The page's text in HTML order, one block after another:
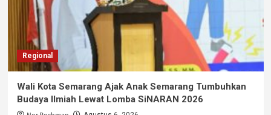
Regional
Wali Kota Semarang Ajak Anak Semarang Tumbuhkan
Budaya Ilmiah Lewat Lomba SiNARAN 2026